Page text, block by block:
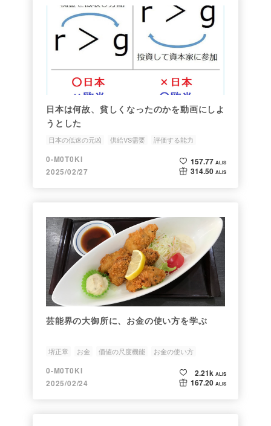
日本は何故、貧しくなったのかを動画にしよ
うとした
日本の低迷の元凶 供給VS需要
評価する能力
プレイヤー至上主義
0-M0T0KI
2025/02/27
157.77 ALIS
314.50 ALIS
芸能界の大御所に、お金の使い方を学ぶ
堺正章 お金 価値の尺度機能
お金の使い方
価値の標準化
0-M0T0KI
2025/02/24
2.21k ALIS
167.20 ALIS